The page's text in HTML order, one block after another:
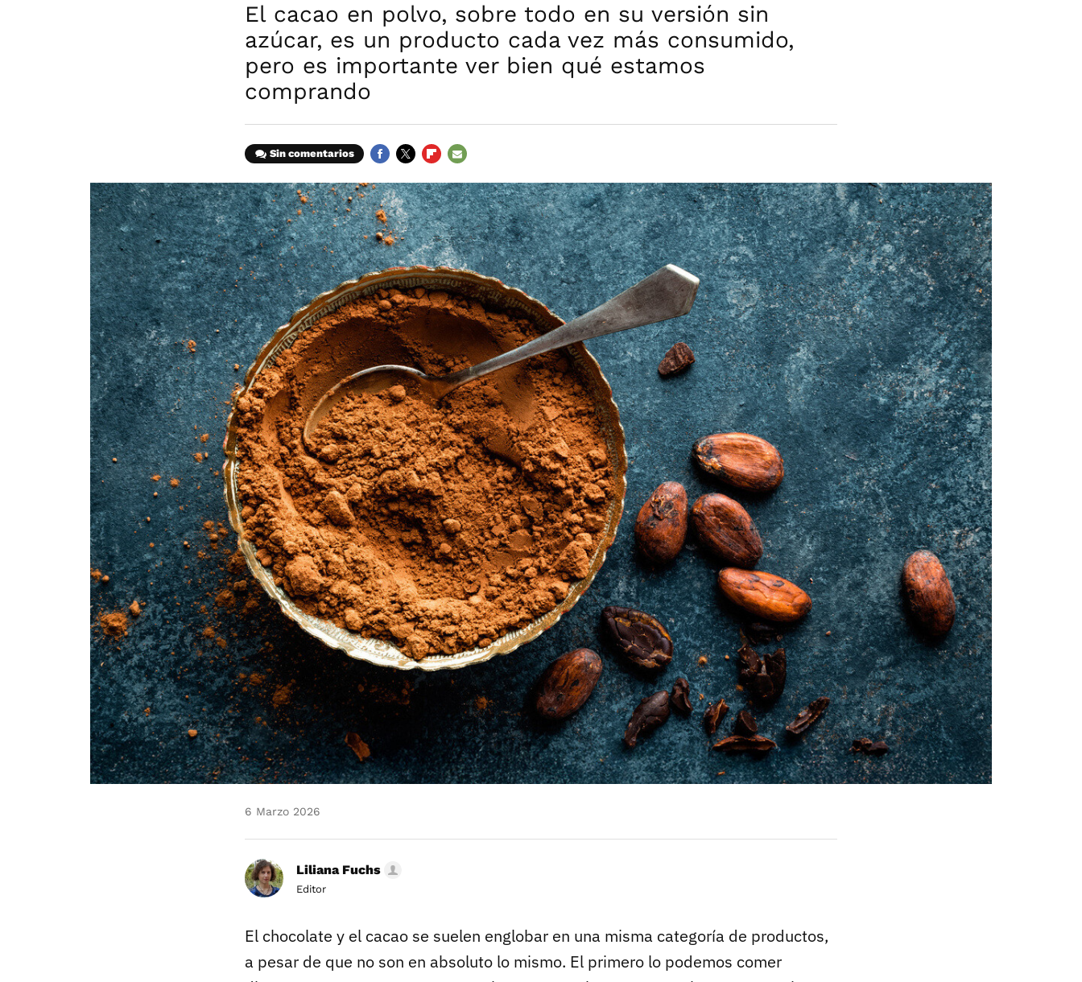
El cacao en polvo, sobre todo en su versión sin
azúcar, es un producto cada vez más consumido,
pero es importante ver bien qué estamos
comprando
Sin comentarios
MAIL
6 Marzo 2026
Liliana Fuchs
Editor
El chocolate y el cacao se suelen englobar en una misma categoría de productos,
a pesar de que no son en absoluto lo mismo. El primero lo podemos comer